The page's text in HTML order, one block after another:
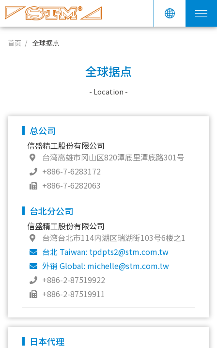
首页 全球据点
全球据点
- Location -
总公司
信盛精工股份有限公司
台湾高雄市冈山区820潭底里潭底路301号
+886-7-6283172
+886-7-6282063
台北分公司
信盛精工股份有限公司
台湾台北市114内湖区瑞湖街103号6楼之1
台北 Taiwan: tpdpts2@stm.com.tw
外销 Global: michelle@stm.com.tw
+886-2-87519922
+886-2-87519911
日本代理